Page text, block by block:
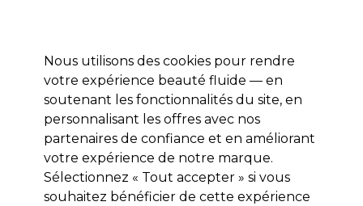
Se connecter
Marques Bons plans Coiffure Electro et Matériel
Livraison et délais
lire la suite
Sibel
Nous utilisons des cookies pour rendre
votre expérience beauté fluide — en
soutenant les fonctionnalités du site, en
personnalisant les offres avec nos
partenaires de confiance et en améliorant
votre expérience de notre marque.
Sélectionnez « Tout accepter » si vous
souhaitez bénéficier de cette expérience